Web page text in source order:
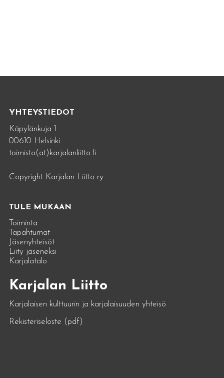
YHTEYSTIEDOT
Käpylänkuja 1
00610 Helsinki
toimisto(at)karjalanliitto.fi
Copyright Karjalan Liitto ry
TULE MUKAAN
Toiminta
Tapahtumat
Jäsenyhteisöt
Liity jäseneksi
Karjalatalo
Karjalan Liitto
Karjalaisen kulttuurin ja karjalaisuuden yhteisö
Rekisteriseloste (pdf)